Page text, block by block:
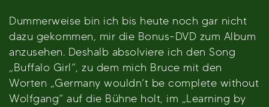
Dummerweise bin ich bis heute noch gar nicht
dazu gekommen, mir die Bonus-DVD zum Album
anzusehen. Deshalb absolviere ich den Song
„Buffalo Girl“, zu dem mich Bruce mit den
Worten „Germany wouldn’t be complete without
Wolfgang“ auf die Bühne holt, im „Learning by